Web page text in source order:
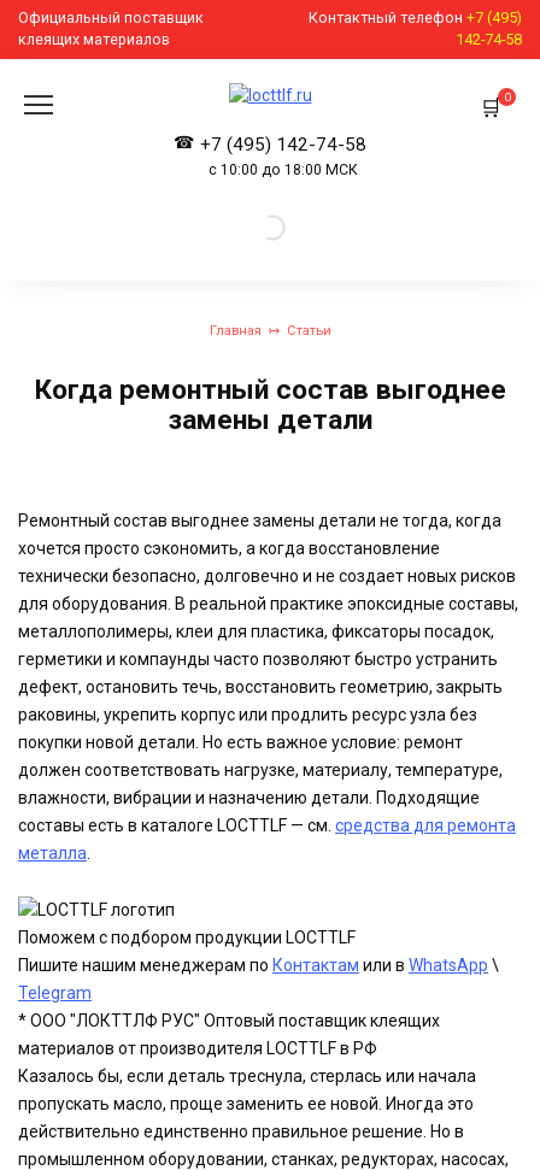
Перейти
содержанию
Официальный поставщик
клеящих материалов
Контактный телефон +7 (495)
142-74-58
+7 (495) 142-74-58
с 10:00 до 18:00 МСК
0
Главная Статьи
Когда ремонтный состав выгоднее
замены детали
Ремонтный состав выгоднее замены детали не тогда, когда
хочется просто сэкономить, а когда восстановление
технически безопасно, долговечно и не создает новых рисков
для оборудования. В реальной практике эпоксидные составы,
металлополимеры, клеи для пластика, фиксаторы посадок,
герметики и компаунды часто позволяют быстро устранить
дефект, остановить течь, восстановить геометрию, закрыть
раковины, укрепить корпус или продлить ресурс узла без
покупки новой детали. Но есть важное условие: ремонт
должен соответствовать нагрузке, материалу, температуре,
влажности, вибрации и назначению детали. Подходящие
составы есть в каталоге LOCTTLF — см. средства для ремонта
металла
Поможем с подбором продукции LOCTTLF
Пишите нашим менеджерам по Контактам или в WhatsApp \
Telegram
* ООО "ЛОКТТЛФ РУС" Оптовый поставщик клеящих
материалов от производителя LOCTTLF в РФ
Казалось бы, если деталь треснула, стерлась или начала
пропускать масло, проще заменить ее новой. Иногда это
действительно единственно правильное решение. Но в
промышленном оборудовании, станках, редукторах, насосах,